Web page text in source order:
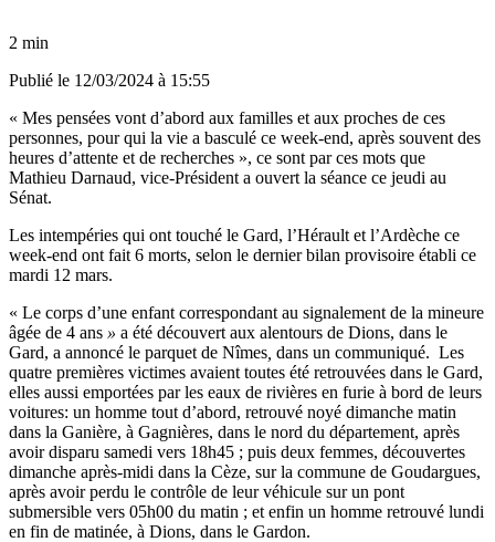
2 min
Publié le 12/03/2024 à 15:55
« Mes pensées vont d’abord aux familles et aux proches de ces
personnes, pour qui la vie a basculé ce week-end, après souvent des
heures d’attente et de recherches », ce sont par ces mots que
Mathieu Darnaud, vice-Président a ouvert la séance ce jeudi au
Sénat.
Les intempéries qui ont touché le Gard, l’Hérault et l’Ardèche ce
week-end ont fait 6 morts, selon le dernier bilan provisoire établi ce
mardi 12 mars.
« Le corps d’une enfant correspondant au signalement de la mineure
âgée de 4 ans » a été découvert aux alentours de Dions, dans le
Gard, a annoncé le parquet de Nîmes dans un communiqué. Les
quatre premières victimes avaient toutes été retrouvées dans le Gard,
elles aussi emportées par les eaux de rivières en furie à bord de leurs
voitures: un homme tout d’abord, retrouvé noyé dimanche matin
dans la Ganière, à Gagnières, dans le nord du département, après
avoir disparu samedi vers 18h45 ; puis deux femmes, découvertes
dimanche après-midi dans la Cèze, sur la commune de Goudargues,
après avoir perdu le contrôle de leur véhicule sur un pont
submersible vers 05h00 du matin ; et enfin un homme retrouvé lundi
en fin de matinée, à Dions, dans le Gardon.